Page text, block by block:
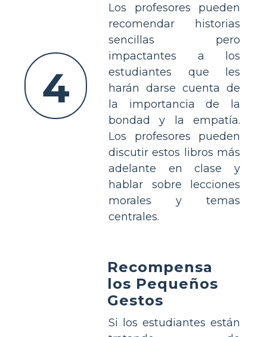
4
Los profesores pueden
recomendar historias
sencillas pero
impactantes a los
estudiantes que les
harán darse cuenta de
la importancia de la
bondad y la empatía.
Los profesores pueden
discutir estos libros más
adelante en clase y
hablar sobre lecciones
morales y temas
centrales.
Recompensa
los Pequeños
Gestos
Si los estudiantes están